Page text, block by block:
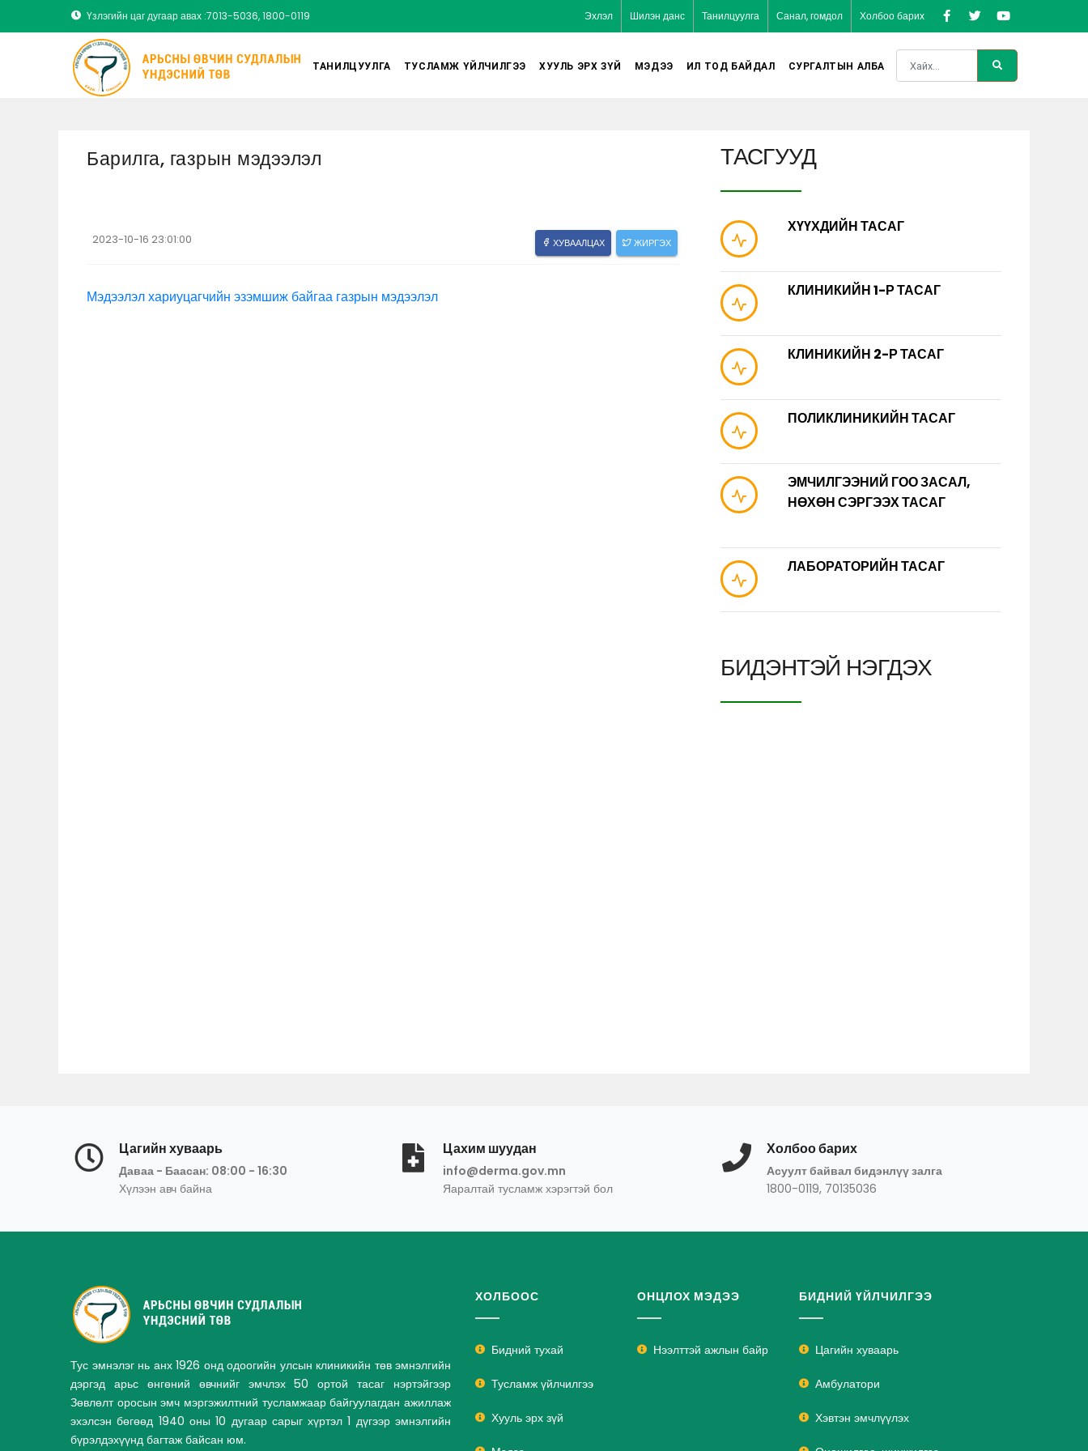
Үзлэгийн цаг дугаар авах :7013-5036, 1800-0119 Эхлэл Шилэн данс Танилцуулга Санал, гомдол Холбоо барих
ТАНИЛЦУУЛГА ТУСЛАМЖ ҮЙЛЧИЛГЭЭ ХУУЛЬ ЭРХ ЗҮЙ МЭДЭЭ ИЛ ТОД БАЙДАЛ СУРГАЛТЫН АЛБА
Барилга, газрын мэдээлэл
2023-10-16 23:01:00 ХУВААЛЦАХ ЖИРГЭХ
Мэдээлэл хариуцагчийн эзэмшиж байгаа газрын мэдээлэл
ТАСГУУД
ХҮҮХДИЙН ТАСАГ
КЛИНИКИЙН 1-Р ТАСАГ
КЛИНИКИЙН 2-Р ТАСАГ
ПОЛИКЛИНИКИЙН ТАСАГ
ЭМЧИЛГЭЭНИЙ ГОО ЗАСАЛ,
НӨХӨН СЭРГЭЭХ ТАСАГ
ЛАБОРАТОРИЙН ТАСАГ
БИДЭНТЭЙ НЭГДЭХ
Цагийн хуваарь
Даваа - Баасан: 08:00 - 16:30
Хүлээн авч байна
Цахим шуудан
info@derma.gov.mn
Яаралтай тусламж хэрэгтэй бол
Холбоо барих
Асуулт байвал бидэнлүү залга
1800-0119, 70135036
Тус эмнэлэг нь анх 1926 онд одоогийн улсын клиникийн төв эмнэлгийн
дэргэд арьс өнгөний өвчнийг эмчлэх 50 ортой тасаг нэртэйгээр
Зөвлөлт оросын эмч мэргэжилтний тусламжаар байгуулагдан ажиллаж
эхэлсэн бөгөөд 1940 оны 10 дугаар сарыг хүртэл 1 дүгээр эмнэлгийн
бүрэлдэхүүнд багтаж байсан юм.
ХОЛБООС
Бидний тухай
Тусламж үйлчилгээ
Хууль эрх зүй
ОНЦЛОХ МЭДЭЭ
Нээлттэй ажлын байр
БИДНИЙ ҮЙЛЧИЛГЭЭ
Цагийн хуваарь
Амбулатори
Хэвтэн эмчлүүлэх